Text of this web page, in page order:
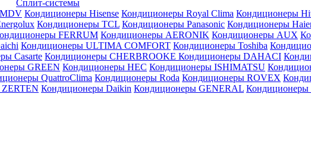
Сплит-системы
Кондиционеры Hisense Кондиционеры Royal Clima Кондиционеры
Кондиционеры TCL Кондиционеры Panasonic Кондиционеры
FERRUM Кондиционеры AERONIK Кондиционеры AUX
Кондиционеры ULTIMA COMFORT Кондиционеры Toshiba
Casarte Кондиционеры CHERBROOKE Кондиционеры DAHACI
GREEN Кондиционеры HEC Кондиционеры ISHIMATSU
QuattroClima Кондиционеры Roda Кондиционеры ROVEX
Кондиционеры Daikin Кондиционеры GENERAL Кондиционеры